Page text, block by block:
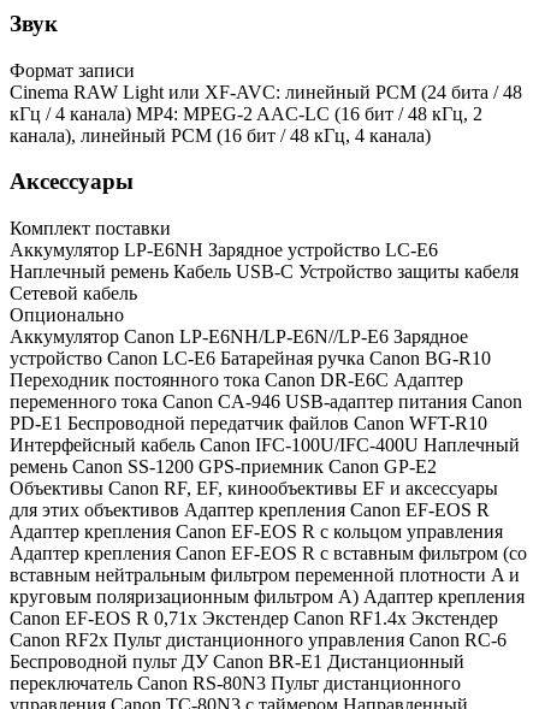
Звук
Формат записи
Cinema RAW Light или XF-AVC: линейный PCM (24 бита / 48
кГц / 4 канала) MP4: MPEG-2 AAC-LC (16 бит / 48 кГц, 2
канала), линейный PCM (16 бит / 48 кГц, 4 канала)
Аксессуары
Комплект поставки
Аккумулятор LP-E6NH Зарядное устройство LC-E6
Наплечный ремень Кабель USB-С Устройство защиты кабеля
Сетевой кабель
Опционально
Аккумулятор Canon LP-E6NH/LP-E6N//LP-E6 Зарядное
устройство Canon LC-E6 Батарейная ручка Canon BG-R10
Переходник постоянного тока Canon DR-E6C Адаптер
переменного тока Canon CA-946 USB-адаптер питания Canon
PD-E1 Беспроводной передатчик файлов Canon WFT-R10
Интерфейсный кабель Canon IFC-100U/IFC-400U Наплечный
ремень Canon SS-1200 GPS-приемник Canon GP-E2
Объективы Canon RF, EF, кинообъективы EF и аксессуары
для этих объективов Адаптер крепления Canon EF-EOS R
Адаптер крепления Canon EF-EOS R с кольцом управления
Адаптер крепления Canon EF-EOS R с вставным фильтром (со
вставным нейтральным фильтром переменной плотности A и
круговым поляризационным фильтром A) Адаптер крепления
Canon EF-EOS R 0,71x Экстендер Canon RF1.4x Экстендер
Canon RF2x Пульт дистанционного управления Canon RC-6
Беспроводной пульт ДУ Canon BR-E1 Дистанционный
переключатель Canon RS-80N3 Пульт дистанционного